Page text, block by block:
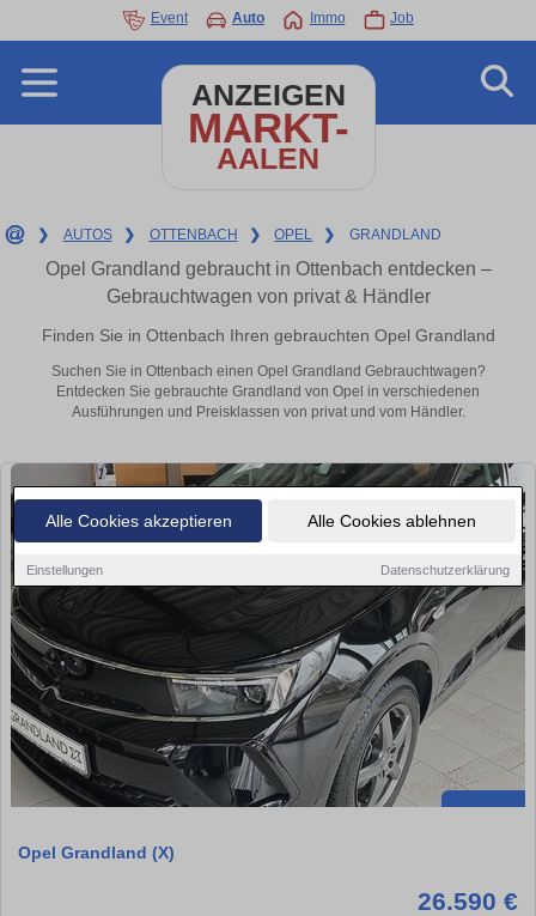
Alle Cookies akzeptieren Alle Cookies ablehnen
Einstellungen Datenschutzerklärung
Event Auto Immo Job
ANZEIGEN
MARKT-
AALEN
❯ AUTOS ❯ OTTENBACH ❯ OPEL ❯ GRANDLAND
Opel Grandland gebraucht in Ottenbach entdecken –
Gebrauchtwagen von privat & Händler
Finden Sie in Ottenbach Ihren gebrauchten Opel Grandland
Suchen Sie in Ottenbach einen Opel Grandland Gebrauchtwagen?
Entdecken Sie gebrauchte Grandland von Opel in verschiedenen
Ausführungen und Preisklassen von privat und vom Händler.
Opel Grandland (X)
26.590 €